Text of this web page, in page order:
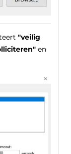
"veilig
en